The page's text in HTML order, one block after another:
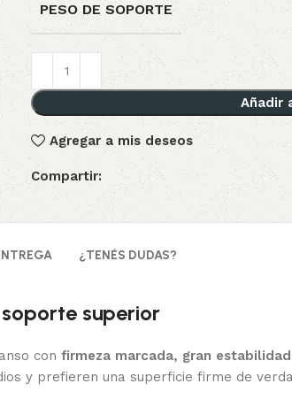
PESO DE SOPORTE
Añadir
Agregar a mis deseos
Compartir:
¿TENÉS DUDAS?
superior
con firmeza marcada, gran
y prefieren una superficie firme de